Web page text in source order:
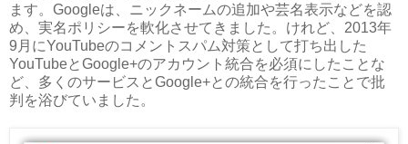
ます。Googleは、ニックネームの追加や芸名表示などを認
め、実名ポリシーを軟化させてきました。けれど、2013年
9月にYouTubeのコメントスパム対策として打ち出した
YouTubeとGoogle+のアカウント統合を必須にしたことな
ど、多くのサービスとGoogle+との統合を行ったことで批
判を浴びていました。